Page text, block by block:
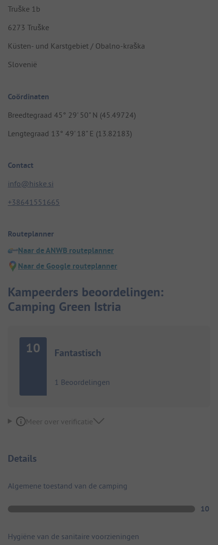
Truške 1b
6273 Truške
Küsten- und Karstgebiet / Obalno-kraška
Slovenië
Coördinaten
Breedtegraad 45° 29' 50" N (45.49724)
Lengtegraad 13° 49' 18" E (13.82183)
Contact
info@hiske.si
+38641551665
Routeplanner
Naar de ANWB routeplanner
Naar de Google routeplanner
Kampeerders beoordelingen:
Camping Green Istria
10 Fantastisch
1 Beoordelingen
Meer over verificatie
Details
Algemene toestand van de camping
10
Hygiëne van de sanitaire voorzieningen